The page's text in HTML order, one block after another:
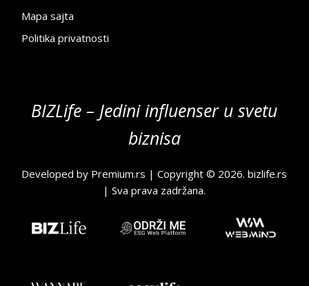
Mapa sajta
Politika privatnosti
BIZLife – Jedini influenser u svetu
biznisa
Developed by Premium.rs | Copyright © 2026.bizlife.rs
| Sva prava zadržana.